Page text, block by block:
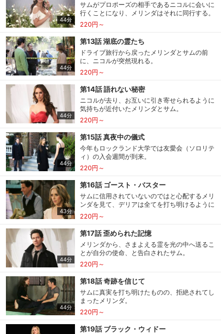
視聴デバイス一覧
スマホなどでRakuten TVを視聴する際のデ
バイス連携の設定ができます。
パスコード設定
視聴年齢制限の変更時にパスコード入力が
求められるのでお子さまがいても安心で
す。
メルマガ
メルマガの配信停止、配信先のメールアド
レスの変更が可能です。
定額見放題解約
定額見放題コンテンツの解約はこちらから
ログアウト
44分
サムがプロポーズの相手であるニコルに会いに
行くことになり、メリンダはそれに同行する。
220円～
44分
第13話 湖底の霊たち
ドライブ旅行から戻ったメリンダとサムの前
に、ニコルが突然現れる。
220円～
44分
第14話 語れない秘密
ニコルが去り、お互いに引き寄せられるように
気持ちが近付いたメリンダとサム。
220円～
44分
第15話 真夜中の儀式
今年もロックランド大学では友愛会（ソロリテ
ィ）の入会週間が到来。
220円～
43分
第16話 ゴースト・バスター
サムに信用されていないのではと心配するメリ
ンダを見て、デリアは全てを打ち明けるように
とアドバイス。
220円～
44分
第17話 歪められた記憶
メリンダから、さまよえる霊を光の中へ送るこ
とが自分の使命、と告白されたサム。
220円～
44分
第18話 奇跡を信じて
サムに真実を打ち明けたものの、拒絶されてし
まったメリンダ。
220円～
第19話 ブラック・ウィドー